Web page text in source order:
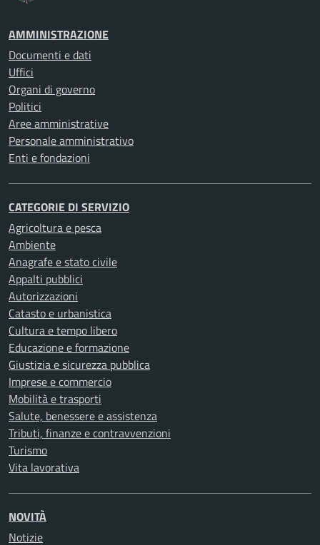
AMMINISTRAZIONE
Documenti e dati
Uffici
Organi di governo
Politici
Aree amministrative
Personale amministrativo
Enti e fondazioni
CATEGORIE DI SERVIZIO
Agricoltura e pesca
Ambiente
Anagrafe e stato civile
Appalti pubblici
Autorizzazioni
Catasto e urbanistica
Cultura e tempo libero
Educazione e formazione
Giustizia e sicurezza pubblica
Imprese e commercio
Mobilità e trasporti
Salute, benessere e assistenza
Tributi, finanze e contravvenzioni
Turismo
Vita lavorativa
NOVITÀ
Notizie